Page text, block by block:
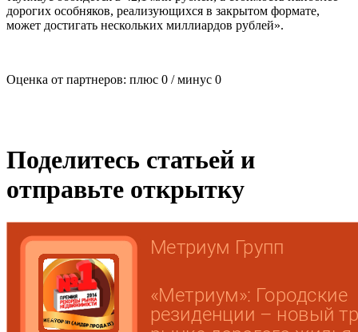
дорогих особняков, реализующихся в закрытом формате,
может достигать нескольких миллиардов рублей».
Оценка от партнеров: плюс 0 / минус 0
Поделитесь статьей и
отправьте открытку